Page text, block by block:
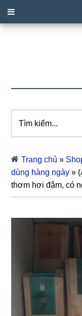
kiếm...
Trang chủ »
dùng hàng ngày »
thơm hơi đậm, có